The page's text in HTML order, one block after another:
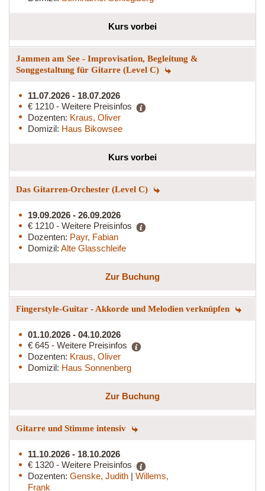
Kurs vorbei
Jammen am See - Improvisation, Begleitung &
Songgestaltung für Gitarre (Level C)
11.07.2026 - 18.07.2026
€ 1210 - Weitere Preisinfos
Dozenten: Kraus, Oliver
Domizil: Haus Bikowsee
Kurs vorbei
Das Gitarren-Orchester (Level C)
19.09.2026 - 26.09.2026
€ 1210 - Weitere Preisinfos
Dozenten: Payr, Fabian
Domizil: Alte Glasschleife
Zur Buchung
Fingerstyle-Guitar - Akkorde und Melodien verknüpfen
01.10.2026 - 04.10.2026
€ 645 - Weitere Preisinfos
Dozenten: Kraus, Oliver
Domizil: Haus Sonnenberg
Zur Buchung
Gitarre und Stimme intensiv
11.10.2026 - 18.10.2026
€ 1320 - Weitere Preisinfos
Dozenten: Genske, Judith | Willems,
Frank